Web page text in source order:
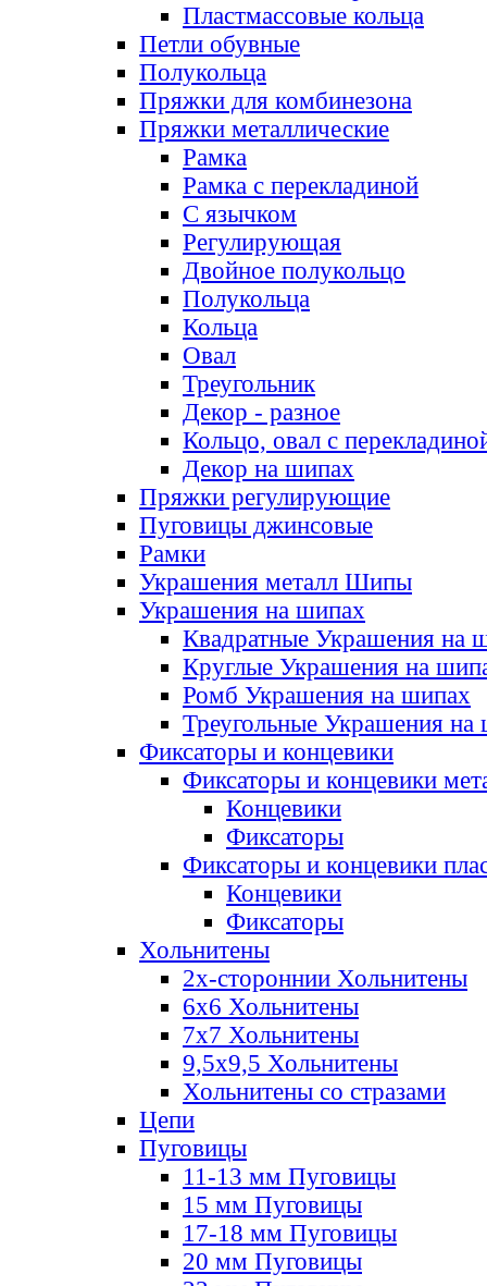
Пластмассовые кольца
Петли обувные
Полукольца
Пряжки для комбинезона
Пряжки металлические
Рамка
Рамка с перекладиной
С язычком
Регулирующая
Двойное полукольцо
Полукольца
Кольца
Овал
Треугольник
Декор - разное
Кольцо, овал с
Декор на шипах
Пряжки регулирующие
Пуговицы джинсовые
Рамки
Украшения металл Шипы
Украшения на шипах
Квадратные Украшения на
Круглые Украшения на
Ромб Украшения на шипах
Треугольные Украшения на
Фиксаторы и концевики
Фиксаторы и концевики
Концевики
Фиксаторы
Фиксаторы и концевики
Концевики
Фиксаторы
Хольнитены
2х-стороннии Хольнитены
6х6 Хольнитены
7х7 Хольнитены
9,5х9,5 Хольнитены
Хольнитены со стразами
Цепи
Пуговицы
11-13 мм Пуговицы
15 мм Пуговицы
17-18 мм Пуговицы
20 мм Пуговицы